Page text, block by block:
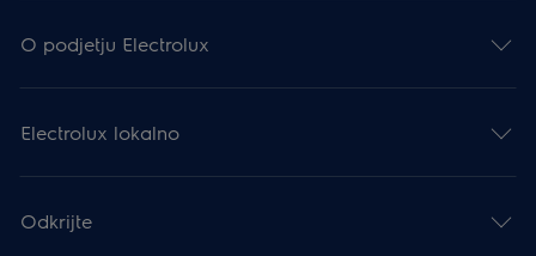
O podjetju Electrolux
Electrolux lokalno
Odkrijte